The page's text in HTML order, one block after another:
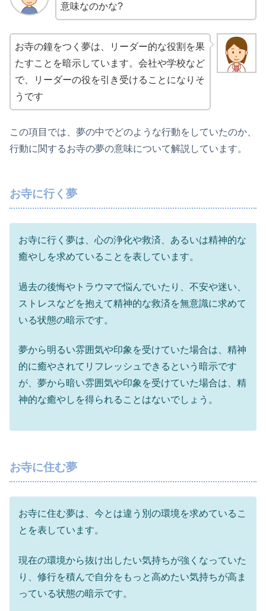
意味なのかな?
お寺の鐘をつく夢は、リーダー的な役割を果
たすことを暗示しています。会社や学校など
で、リーダーの役を引き受けることになりそ
うです
この項目では、夢の中でどのような行動をしていたのか、
行動に関するお寺の夢の意味について解説しています。
お寺に行く夢
お寺に行く夢は、心の浄化や救済、あるいは精神的な
癒やしを求めていることを表しています。
過去の後悔やトラウマで悩んでいたり、不安や迷い、
ストレスなどを抱えて精神的な救済を無意識に求めて
いる状態の暗示です。
夢から明るい雰囲気や印象を受けていた場合は、精神
的に癒やされてリフレッシュできるという暗示です
が、夢から暗い雰囲気や印象を受けていた場合は、精
神的な癒やしを得られることはないでしょう。
お寺に住む夢
お寺に住む夢は、今とは違う別の環境を求めているこ
とを表しています。
現在の環境から抜け出したい気持ちが強くなっていた
り、修行を積んで自分をもっと高めたい気持ちが高ま
っている状態の暗示です。